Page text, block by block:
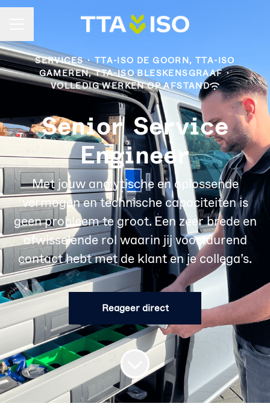
SERVICES · TTA-ISO DE GOORN, TTA-ISO
GAMEREN, TTA-ISO BLESKENSGRAAF ·
VOLLEDIG WERKEN OP AFSTAND
Senior Service
Engineer
Met jouw analytische en oplossende
vermogen en technische capaciteiten is
geen probleem te groot. Een zeer brede en
afwisselende rol waarin jij voortdurend
contact hebt met de klant en je collega’s.
Reageer direct